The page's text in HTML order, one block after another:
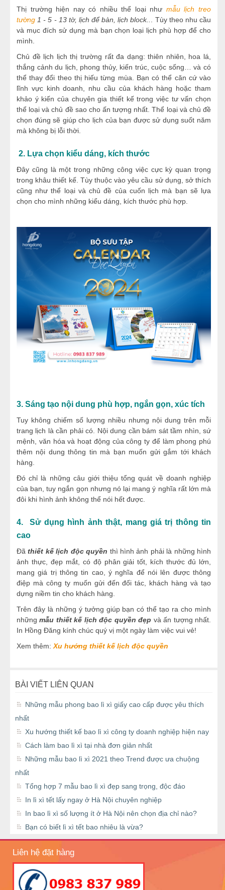
Thị trường hiện nay có nhiều thể loại như mẫu lịch treo
tường 1 - 5 - 13 tờ, lịch để bàn, lịch block..
. Tùy theo nhu cầu
và mục đích sử dụng mà bạn chọn loại lịch phù hợp để cho
mình.
Chủ đề lịch lịch thị trường rất đa dạng: thiên nhiên, hoa lá,
thắng cảnh du lịch, phong thủy, kiến trúc, cuộc sống… và có
thể thay đổi theo thị hiếu từng mùa. Bạn có thể căn cứ vào
lĩnh vực kinh doanh, nhu cầu của khách hàng hoặc tham
khảo ý kiến của chuyên gia thiết kế trong việc tư vấn chọn
thể loại và chủ đề sao cho ấn tượng nhất. Thể loại và chủ đề
chọn đúng sẽ giúp cho lịch của bạn được sử dụng suốt năm
mà không bị lỗi thời.
2. Lựa chọn kiểu dáng, kích thước
Đây cũng là một trong những công việc cực kỳ quan trọng
trong khâu thiết kế. Tùy thuộc vào yêu cầu sử dụng, sở thích
cũng như thể loại và chủ đề của cuốn lịch mà bạn sẽ lựa
chọn cho mình những kiểu dáng, kích thước phù hợp.
3. Sáng tạo nội dung phù hợp, ngắn gọn, xúc tích
Tuy không chiếm số lượng nhiều nhưng nội dung trên mỗi
trang lịch là cần phải có. Nội dung cần bám sát tầm nhìn, sứ
mệnh, văn hóa và hoạt động của công ty để làm phong phú
thêm nội dung thông tin mà bạn muốn gửi gắm tới khách
hàng.
Đó chỉ là những câu giới thiệu tổng quát về doanh nghiệp
của bạn, tuy ngắn gọn nhưng nó lại mang ý nghĩa rất lớn mà
đôi khi hình ảnh không thể nói hết được.
4. Sử dụng hình ảnh thật, mang giá trị thông tin
cao
Đãthiết kế lịch độc quyền thì hình ảnh phải là những hình
ảnh thực, đẹp mắt, có độ phân giải tốt, kích thước đủ lớn,
mang giá trị thông tin cao, ý nghĩa để nói lên được thông
điệp mà công ty muốn gửi đến đối tác, khách hàng và tạo
dựng niềm tin cho khách hàng.
Trên đây là những ý tưởng giúp bạn có thể tạo ra cho mình
nhữngmẫu thiết kế lịch độc quyền đẹp và ấn tượng nhất.
In Hồng Đăng kính chúc quý vị một ngày làm việc vui vẻ!
Xem thêm: Xu hướng thiết kế lịch độc quyền
BÀI VIẾT LIÊN QUAN
Những mẫu phong bao lì xì giấy cao cấp được yêu thích
nhất
Xu hướng thiết kế bao lì xì công ty doanh nghiệp hiện nay
Cách làm bao lì xì tại nhà đơn giản nhất
Những mẫu bao lì xì 2021 theo Trend được ưa chuộng
nhất
Tổng hợp 7 mẫu bao lì xì đẹp sang trọng, độc đáo
In lì xì tết lấy ngay ở Hà Nội chuyên nghiệp
In bao lì xì số lượng ít ở Hà Nội nên chọn địa chỉ nào?
Bạn có biết lì xì tết bao nhiêu là vừa?
Liên hệ đặt hàng